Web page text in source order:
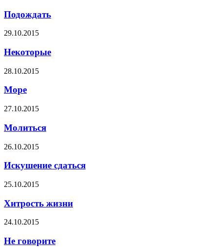
Подождать
29.10.2015
Некоторые
28.10.2015
Море
27.10.2015
Молиться
26.10.2015
Искушение сдаться
25.10.2015
Хитрость жизни
24.10.2015
Не говорите